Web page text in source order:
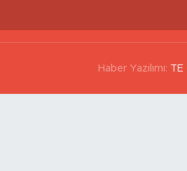
Haber Yazılımı: TE